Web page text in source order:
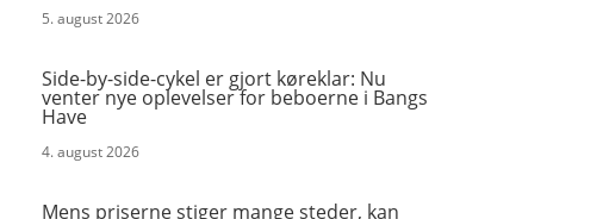
5. august 2026
Side-by-side-cykel er gjort køreklar: Nu
venter nye oplevelser for beboerne i Bangs
Have
4. august 2026
Mens priserne stiger mange steder, kan